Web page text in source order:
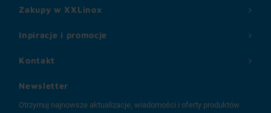
Zakupy w XXLinox
Inpiracje i promocje
Kontakt
Newsletter
Otrzymuj najnowsze aktualizacje, wiadomości i oferty produktów